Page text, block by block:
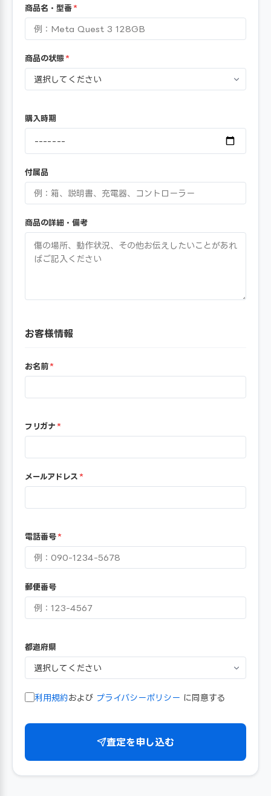
商品名・型番*
商品の状態*
購入時期
付属品
商品の詳細・備考
お客様情報
お名前*
フリガナ *
メールアドレス *
電話番号*
郵便番号
都道府県
利用規約および プライバシーポリシー に同意する
査定を申し込む